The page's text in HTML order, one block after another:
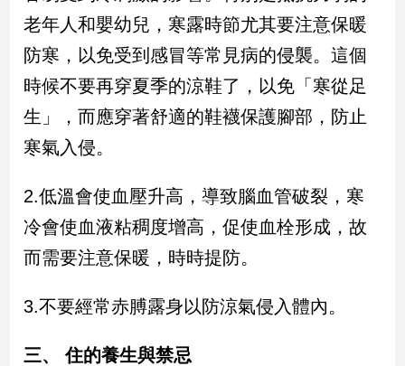
寵
物
Pet
影
音
專
作
體
老年人和嬰幼兒，寒露時節尤其要注意保暖
防寒，以免受到感冒等常見病的侵襲。這個
時候不要再穿夏季的涼鞋了，以免「寒從足
生」，而應穿著舒適的鞋襪保護腳部，防止
寒氣入侵。
2.低溫會使血壓升高，導致腦血管破裂，寒
冷會使血液粘稠度增高，促使血栓形成，故
而需要注意保暖，時時提防。
3.不要經常赤膊露身以防涼氣侵入體內。
三、 住的養生與禁忌